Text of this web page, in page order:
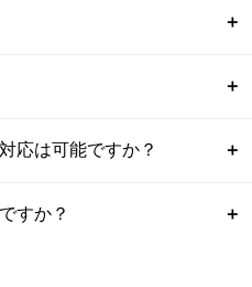
＋
＋
応は可能ですか？ ＋
すか？ ＋